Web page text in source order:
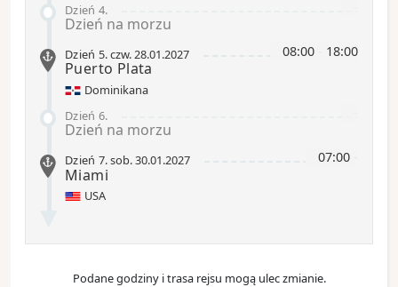
Dzień 4.
Dzień na morzu
08:00 18:00
Dzień 5.czw.28.01.2027
Puerto Plata
Dominikana
Dzień 6.
Dzień na morzu
07:00
Dzień 7.sob.30.01.2027
Miami
USA
Podane godziny i trasa rejsu mogą ulec zmianie.